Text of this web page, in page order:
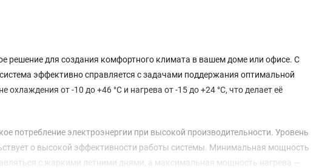
решение для создания комфортного климата в вашем доме или офисе. С
эффективно справляется с задачами поддержания оптимальной
от -10 до +46 °С и нагрева от -15 до +24 °С, что делает её
потребление электроэнергии при высокой производительности. Уровень
о высокой эффективности работы системы. Минимальная мощность
с жаркими летними днями, а максимальная мощность нагрева —